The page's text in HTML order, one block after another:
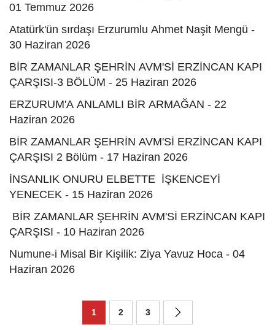
01 Temmuz 2026
Atatürk'ün sırdaşı Erzurumlu Ahmet Naşit Mengü -
30 Haziran 2026
BİR ZAMANLAR ŞEHRİN AVM'Sİ ERZİNCAN KAPI
ÇARŞISI-3 BÖLÜM - 25 Haziran 2026
ERZURUM'A ANLAMLI BİR ARMAĞAN - 22
Haziran 2026
BİR ZAMANLAR ŞEHRİN AVM'Sİ ERZİNCAN KAPI
ÇARŞISI 2 Bölüm - 17 Haziran 2026
İNSANLIK ONURU ELBETTE İŞKENCEYİ
YENECEK - 15 Haziran 2026
BİR ZAMANLAR ŞEHRİN AVM'Sİ ERZİNCAN KAPI
ÇARŞISI - 10 Haziran 2026
Numune-i Misal Bir Kişilik: Ziya Yavuz Hoca - 04
Haziran 2026
1 2 3